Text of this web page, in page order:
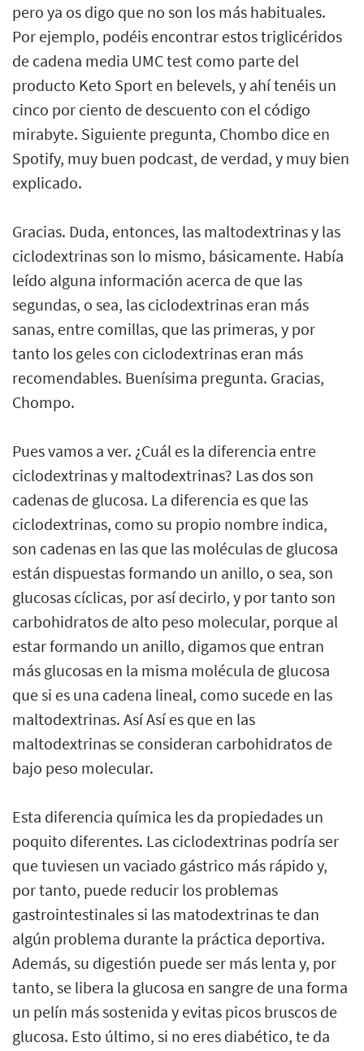
pero ya os digo que no son los más habituales.
Por ejemplo, podéis encontrar estos triglicéridos
de cadena media UMC test como parte del
producto Keto Sport en belevels, y ahí tenéis un
cinco por ciento de descuento con el código
mirabyte. Siguiente pregunta, Chombo dice en
Spotify, muy buen podcast, de verdad, y muy bien
explicado.
Gracias. Duda, entonces, las maltodextrinas y las
ciclodextrinas son lo mismo, básicamente. Había
leído alguna información acerca de que las
segundas, o sea, las ciclodextrinas eran más
sanas, entre comillas, que las primeras, y por
tanto los geles con ciclodextrinas eran más
recomendables. Buenísima pregunta. Gracias,
Chompo.
Pues vamos a ver. ¿Cuál es la diferencia entre
ciclodextrinas y maltodextrinas? Las dos son
cadenas de glucosa. La diferencia es que las
ciclodextrinas, como su propio nombre indica,
son cadenas en las que las moléculas de glucosa
están dispuestas formando un anillo, o sea, son
glucosas cíclicas, por así decirlo, y por tanto son
carbohidratos de alto peso molecular, porque al
estar formando un anillo, digamos que entran
más glucosas en la misma molécula de glucosa
que si es una cadena lineal, como sucede en las
maltodextrinas. Así Así es que en las
maltodextrinas se consideran carbohidratos de
bajo peso molecular.
Esta diferencia química les da propiedades un
poquito diferentes. Las ciclodextrinas podría ser
que tuviesen un vaciado gástrico más rápido y,
por tanto, puede reducir los problemas
gastrointestinales si las matodextrinas te dan
algún problema durante la práctica deportiva.
Además, su digestión puede ser más lenta y, por
tanto, se libera la glucosa en sangre de una forma
un pelín más sostenida y evitas picos bruscos de
glucosa. Esto último, si no eres diabético, te da